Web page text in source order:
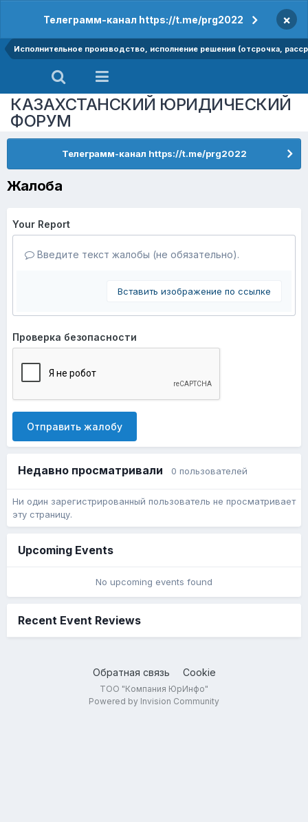
Телеграмм-канал https://t.me/prg2022 ×
Исполнительное производство, исполнение решения (отсрочка,
КАЗАХСТАНСКИЙ ЮРИДИЧЕСКИЙ
ФОРУМ
Телеграмм-канал https://t.me/prg2022
Жалоба
Your Report
Введите текст жалобы (не обязательно).
Вставить изображение по ссылке
Проверка безопасности
Отправить жалобу
Недавно просматривали 0 пользователей
Ни один зарегистрированный пользователь не просматривает
эту страницу.
Upcoming Events
No upcoming events found
Recent Event Reviews
Обратная связь Cookie
ТОО "Компания ЮрИнфо"
Powered by Invision Community